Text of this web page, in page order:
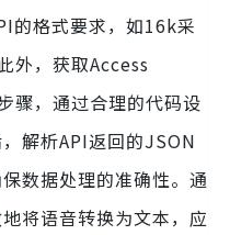
的格式要求，如16k采
外，获取Access
骤，通过合理的代码设
解析API返回的JSON
数据处理的准确性。通
将语音转换为文本，应